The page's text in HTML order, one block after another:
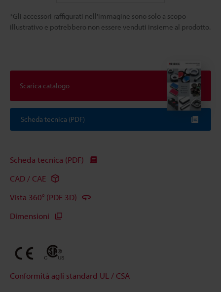
*Gli accessori raffigurati nell'immagine sono solo a scopo
illustrativo e potrebbero non essere venduti insieme al prodotto.
Scarica catalogo
Scheda tecnica (PDF)
Scheda tecnica (PDF)
CAD / CAE
Vista 360° (PDF 3D)
Dimensioni
Conformità agli standard UL / CSA